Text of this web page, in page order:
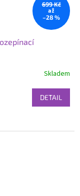
699 Kč
až
–28 %
Skladem
DETAIL